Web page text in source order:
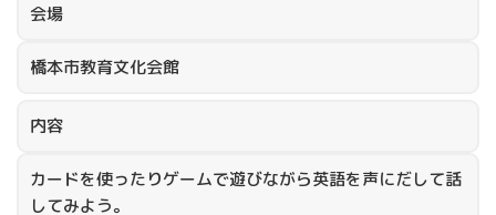
会場
橋本市教育文化会館
内容
カードを使ったりゲームで遊びながら英語を声にだして話
してみよう。